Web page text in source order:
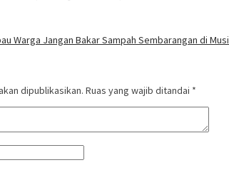
Warga Jangan Bakar Sampah Sembarangan di
dipublikasikan. Ruas yang wajib ditandai *